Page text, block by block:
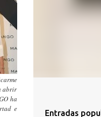
abrir
ha
e
Entradas